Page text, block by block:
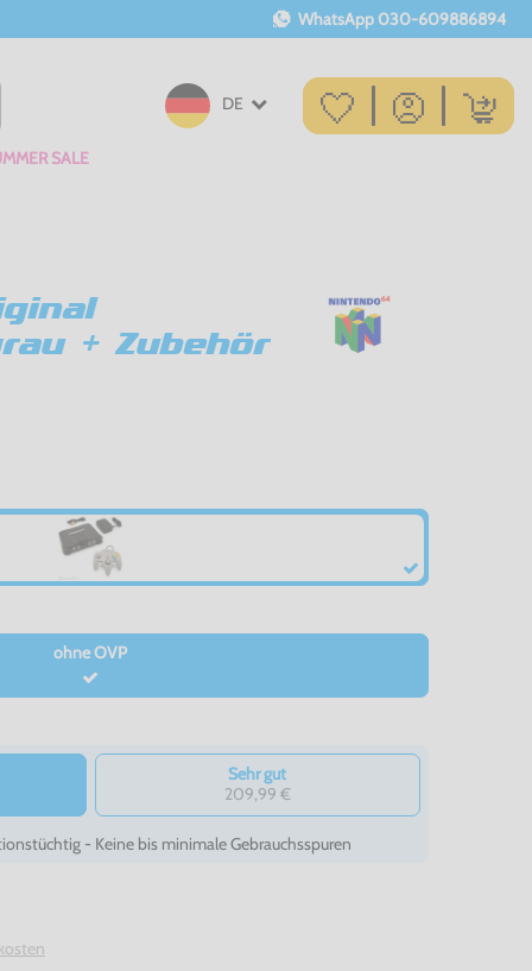
WhatsApp 030-609886894
DE
SALE
+ Zubehör
ohne OVP
Sehr gut
209,99 €
- Keine bis minimale Gebrauchsspuren